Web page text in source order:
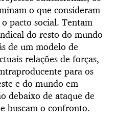
o que consideram
o pacto social. Tentam
do resto do mundo
de um modelo de
relações de forças,
para os
e do mundo em
debaixo de ataque de
buscam o confronto.